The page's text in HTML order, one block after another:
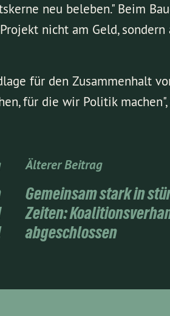
neu beleben." Beim
nicht am Geld,
für den Zusammenhalt
für die wir Politik machen",
Älterer Beitrag
Gemeinsam stark in
Zeiten:
abgeschlossen